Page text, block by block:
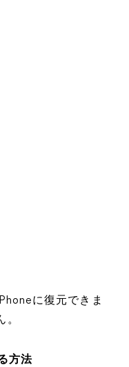
に復元できま
。
方法